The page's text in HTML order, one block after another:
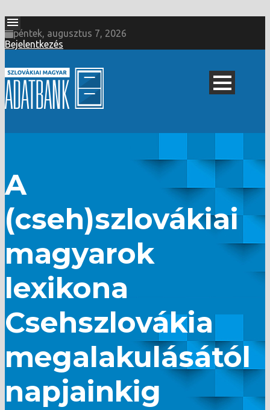
péntek, augusztus 7, 2026
Bejelentkezés
A
(cseh)szlovákiai
magyarok
lexikona
Csehszlovákia
megalakulásától
napjainkig